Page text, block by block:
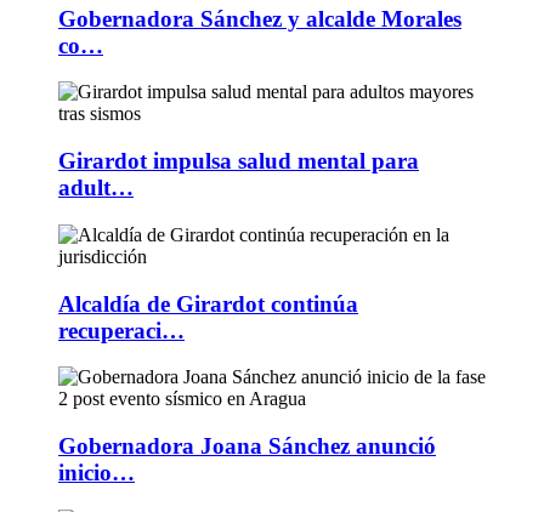
Gobernadora Sánchez y alcalde Morales
co…
Girardot impulsa salud mental para
adult…
Alcaldía de Girardot continúa
recuperaci…
Gobernadora Joana Sánchez anunció
inicio…